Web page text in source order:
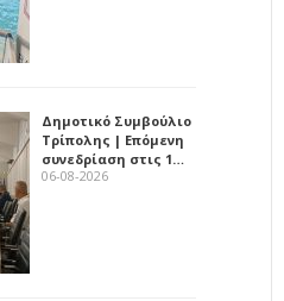
Δημοτικό Συμβούλιο
Τρίπολης | Επόμενη
συνεδρίαση στις 1…
06-08-2026